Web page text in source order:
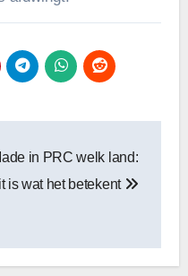
in PRC welk land:
is wat het betekent